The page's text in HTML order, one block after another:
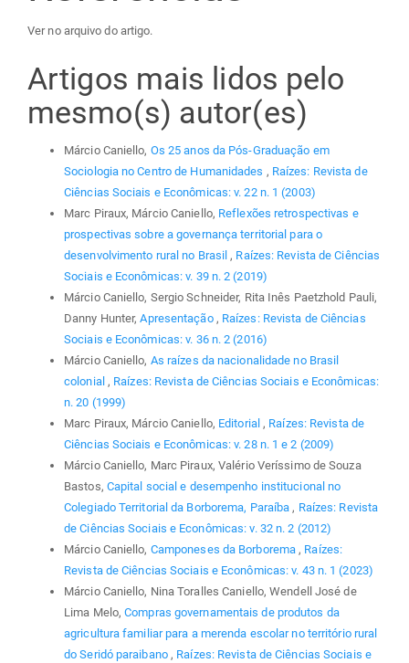
Ver no arquivo do artigo.
Artigos mais lidos pelo
mesmo(s) autor(es)
Márcio Caniello, Os 25 anos da Pós-Graduação em
Sociologia no Centro de Humanidades , Raízes: Revista de
Ciências Sociais e Econômicas: v. 22 n. 1 (2003)
Marc Piraux, Márcio Caniello, Reflexões retrospectivas e
prospectivas sobre a governança territorial para o
desenvolvimento rural no Brasil, Raízes: Revista de Ciências
Sociais e Econômicas: v. 39 n. 2 (2019)
Márcio Caniello, Sergio Schneider, Rita Inês Paetzhold Pauli,
Danny Hunter,Apresentação , Raízes: Revista de Ciências
Sociais e Econômicas: v. 36 n. 2 (2016)
Márcio Caniello, As raízes da nacionalidade no Brasil
colonial , Raízes: Revista de Ciências Sociais e Econômicas:
n. 20 (1999)
Marc Piraux, Márcio Caniello, Editorial, Raízes: Revista de
Ciências Sociais e Econômicas: v. 28 n. 1 e 2 (2009)
Márcio Caniello, Marc Piraux, Valério Veríssimo de Souza
Bastos, Capital social e desempenho institucional no
Colegiado Territorial da Borborema, Paraíba, Raízes: Revista
de Ciências Sociais e Econômicas: v. 32 n. 2 (2012)
Márcio Caniello, Camponeses da Borborema, Raízes:
Revista de Ciências Sociais e Econômicas: v. 43 n. 1 (2023)
Márcio Caniello, Nina Toralles Caniello, Wendell José de
Lima Melo,Compras governamentais de produtos da
agricultura familiar para a merenda escolar no território rural
do Seridó paraibano , Raízes: Revista de Ciências Sociais e